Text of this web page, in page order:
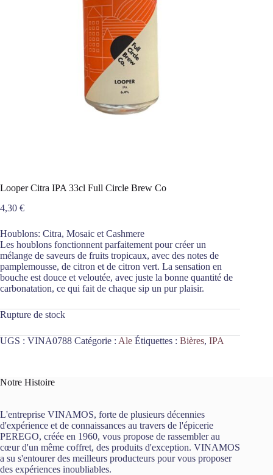
Looper Citra IPA 33cl Full Circle Brew Co
4,30 €
Houblons: Citra, Mosaic et Cashmere
Les houblons fonctionnent parfaitement pour créer un
mélange de saveurs de fruits tropicaux, avec des notes de
pamplemousse, de citron et de citron vert. La sensation en
bouche est douce et veloutée, avec juste la bonne quantité de
carbonatation, ce qui fait de chaque sip un pur plaisir.
Rupture de stock
UGS : VINA0788 Catégorie : Ale Étiquettes : Bières, IPA
Notre Histoire
L'entreprise VINAMOS, forte de plusieurs décennies
d'expérience et de connaissances au travers de l'épicerie
PEREGO, créée en 1960, vous propose de rassembler au
cœur d'un même coffret, des produits d'exception. VINAMOS
a su s'entourer des meilleurs producteurs pour vous proposer
des expériences inoubliables.